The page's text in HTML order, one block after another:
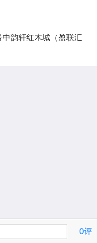
韵轩红木城（盈联汇
0评